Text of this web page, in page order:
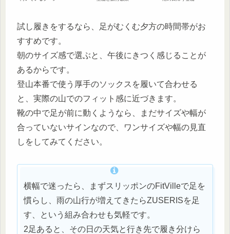
試し履きをするなら、足がむくむ夕方の時間帯がお
すすめです。
朝のサイズ感で選ぶと、午後にきつく感じることが
あるからです。
登山本番で使う厚手のソックスを履いて合わせる
と、実際の山でのフィット感に近づきます。
靴の中で足が前に動くようなら、まだサイズや幅が
合っていないサインなので、ワンサイズや幅の見直
しをしてみてください。
横幅で迷ったら、まずスリッポンのFitVilleで足を
慣らし、雨の山行が増えてきたらZUSERISを足
す、という組み合わせも気軽です。
2足あると、その日の天気と行き先で履き分けら